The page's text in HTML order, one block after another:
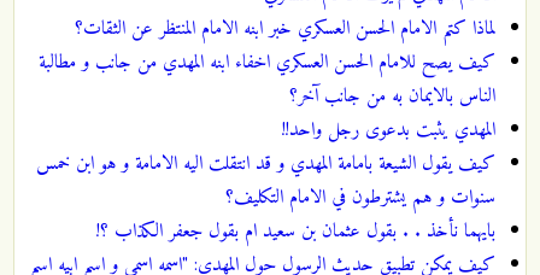
لماذا كتم الامام الحسن العسكري خبر ابنه الامام المنتظر عن الثقات؟
كيف يصح للامام الحسن العسكري اخفاء ابنه المهدي من جانب و مطالبة
الناس بالايمان به من جانب آخر؟
المهدي يثبت بدعوى رجل واحد!!
كيف يقول الشيعة بامامة المهدي و قد انتقلت اليه الامامة و هو ابن خمس
سنوات و هم يشترطون في الامام التكليف؟
بايهما نأخذ . . بقول عثمان بن سعيد ام بقول جعفر الكذاب ؟!
كيف يمكن تطبيق حديث الرسول حول المهدي: "اسمه اسمي و اسم ابيه اسم